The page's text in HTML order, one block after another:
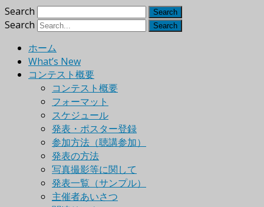
Search
Search
ホーム
What’s New
コンテスト概要
コンテスト概要
フォーマット
スケジュール
発表・ポスター登録
参加方法（聴講参加）
発表の方法
写真撮影等に関して
発表一覧（サンプル）
主催者あいさつ